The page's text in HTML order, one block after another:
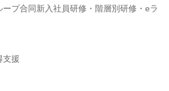
プ合同新入社員研修・階層別研修・eラ